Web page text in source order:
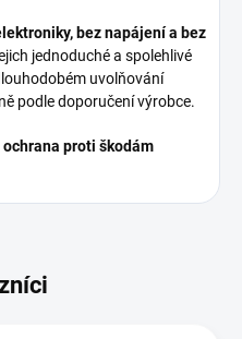
bez napájení a bez
jednoduché a spolehlivé
uvolňování
podle doporučení výrobce.
proti škodám